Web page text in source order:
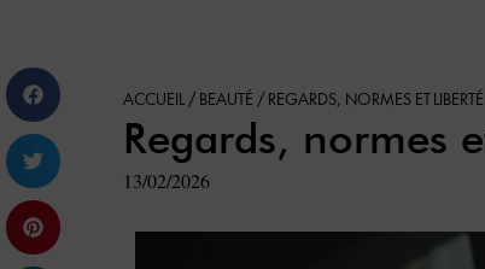
ACCUEIL / BEAUTÉ / REGARDS, NORMES ET
Regards, normes
13/02/2026